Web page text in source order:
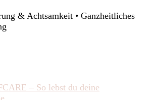
& Achtsamkeit • Ganzheitliches
– So lebst du deine